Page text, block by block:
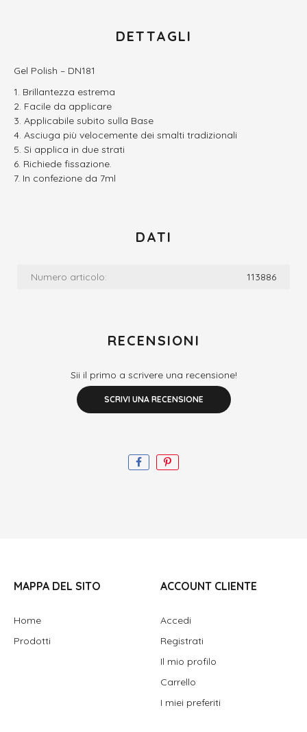
DETTAGLI
Gel Polish – DN181
Brillantezza estrema
Facile da applicare
Applicabile subito sulla Base
Asciuga più velocemente dei smalti tradizionali
Si applica in due strati
Richiede fissazione.
In confezione da 7ml
DATI
Numero articolo: 113886
RECENSIONI
Sii il primo a scrivere una recensione!
SCRIVI UNA RECENSIONE
MAPPA DEL SITO
Home
Prodotti
ACCOUNT CLIENTE
Accedi
Registrati
Il mio profilo
Carrello
I miei preferiti